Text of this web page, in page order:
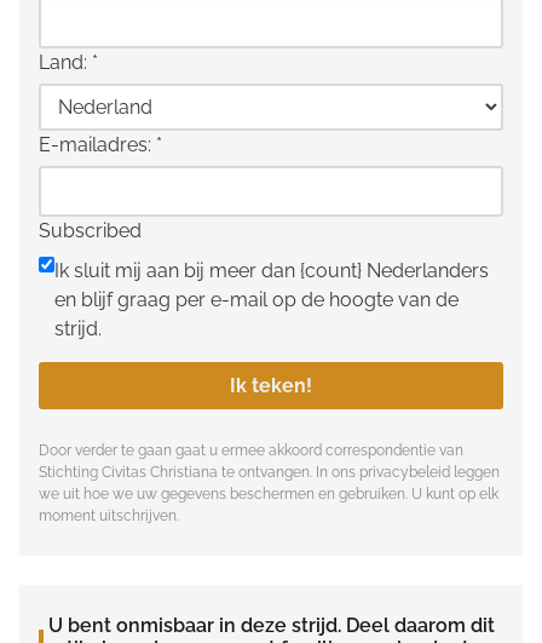
Land: *
E-mailadres: *
Subscribed
Ik sluit mij aan bij meer dan {count} Nederlanders
en blijf graag per e-mail op de hoogte van de
strijd.
Ik teken!
Door verder te gaan gaat u ermee akkoord correspondentie van
Stichting Civitas Christiana te ontvangen. In ons privacybeleid leggen
we uit hoe we uw gegevens beschermen en gebruiken. U kunt op elk
moment uitschrijven.
U bent onmisbaar in deze strijd. Deel daarom dit